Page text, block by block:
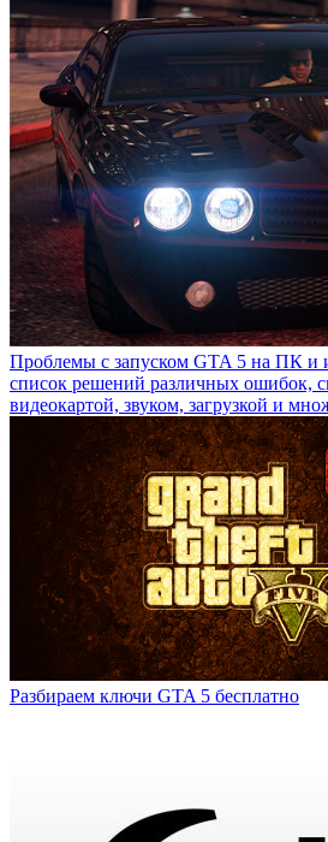
Проблемы с запуском GTA 5 на ПК и
список решений различных ошибок,
видеокартой, звуком, загрузкой и
Разбираем ключи GTA 5 бесплатно